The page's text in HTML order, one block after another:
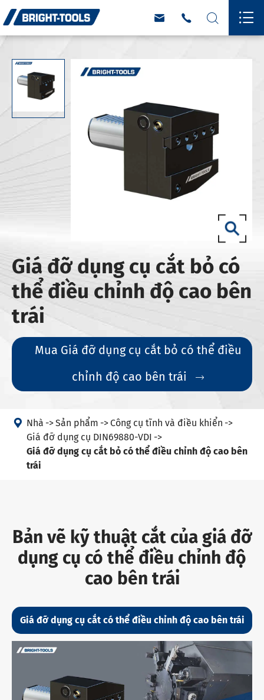
   
Giá đỡ dụng cụ cắt bỏ có
thể điều chỉnh độ cao bên
trái
Mua Giá đỡ dụng cụ cắt bỏ có thể điều
chỉnh độ cao bên trái

 Nhà Sản phẩm
Công cụ tĩnh và điều khiển
Giá đỡ dụng cụ DIN69880-VDI
Giá đỡ dụng cụ cắt bỏ có thể điều chỉnh độ cao bên
trái
Bản vẽ kỹ thuật cắt của giá đỡ
dụng cụ có thể điều chỉnh độ
cao bên trái
Giá đỡ dụng cụ cắt có thể điều chỉnh độ cao bên trái